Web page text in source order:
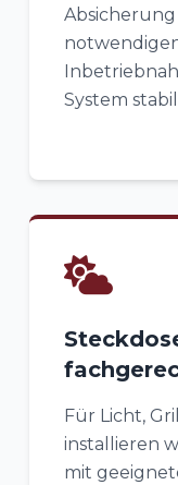
System
Für Licht,
installieren
mit